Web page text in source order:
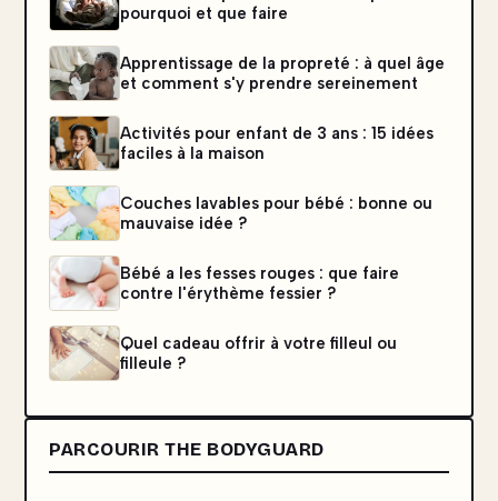
pourquoi et que faire
Apprentissage de la propreté : à quel âge
et comment s'y prendre sereinement
Activités pour enfant de 3 ans : 15 idées
faciles à la maison
Couches lavables pour bébé : bonne ou
mauvaise idée ?
Bébé a les fesses rouges : que faire
contre l'érythème fessier ?
Quel cadeau offrir à votre filleul ou
filleule ?
PARCOURIR THE BODYGUARD